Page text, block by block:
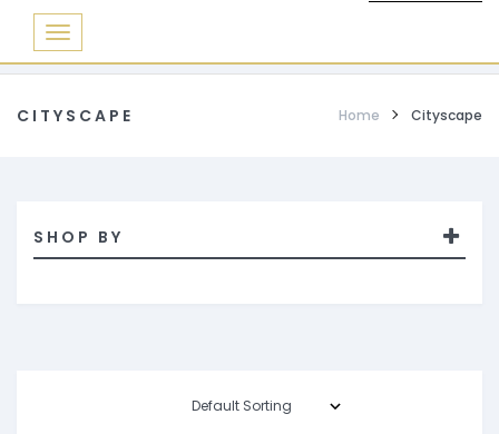
Basculer
la
CITYSCAPE Home Cityscape
SHOP BY